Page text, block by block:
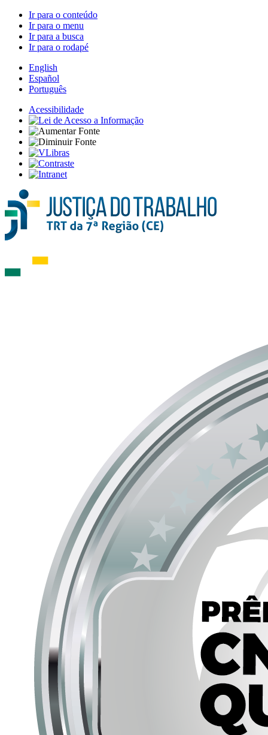
Ir para o conteúdo
Ir para o menu
Ir para a busca
Ir para o rodapé
English
Español
Português
Acessibilidade